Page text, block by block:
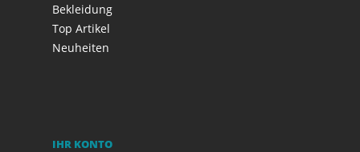
Bekleidung
Top Artikel
Neuheiten
IHR KONTO